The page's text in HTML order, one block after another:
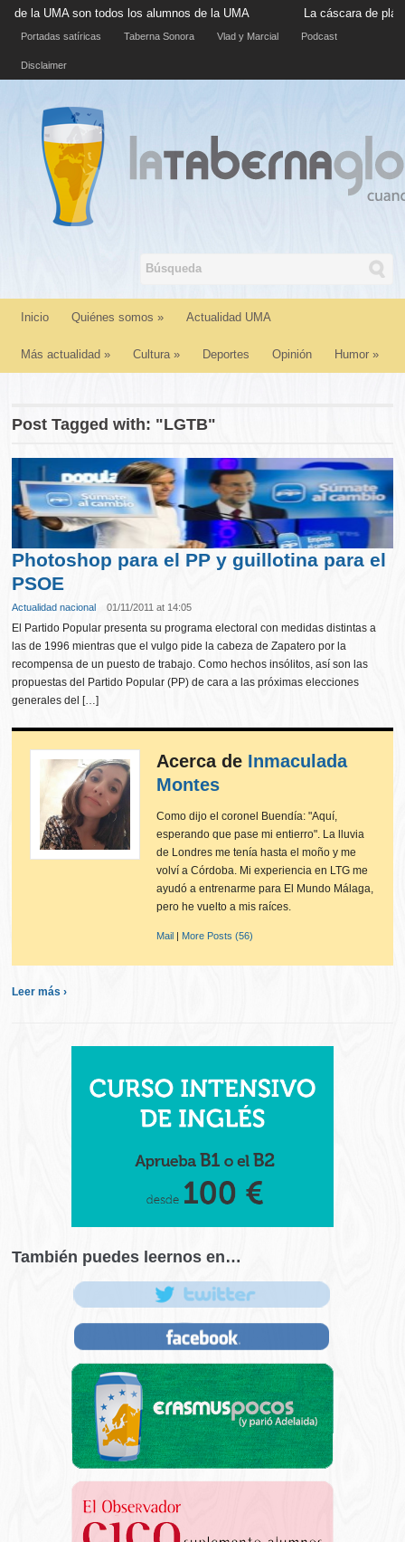
UMA son todos los alumnos de la UMA La cáscara de plátano
Portadas satíricas Taberna Sonora Vlad y Marcial Podcast
Disclaimer
Inicio Quiénes somos » Actualidad UMA
Más actualidad » Cultura» Deportes Opinión Humor »
Post Tagged with: "LGTB"
Photoshop para el PP y guillotina para el
PSOE
Actualidad nacional 01/11/2011 at 14:05
El Partido Popular presenta su programa electoral con medidas distintas a
las de 1996 mientras que el vulgo pide la cabeza de Zapatero por la
recompensa de un puesto de trabajo. Como hechos insólitos, así son las
propuestas del Partido Popular (PP) de cara a las próximas elecciones
generales del […]
Acerca de Inmaculada
Montes
Como dijo el coronel Buendía: "Aquí,
esperando que pase mi entierro". La lluvia
de Londres me tenía hasta el moño y me
volví a Córdoba. Mi experiencia en LTG me
ayudó a entrenarme para El Mundo Málaga,
pero he vuelto a mis raíces.
Mail | More Posts (56)
Leer más ›
También puedes leernos en…